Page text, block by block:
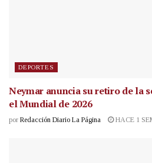
DEPORTES
Neymar anuncia su retiro de la
el Mundial de 2026
por Redacción Diario La Página HACE 1